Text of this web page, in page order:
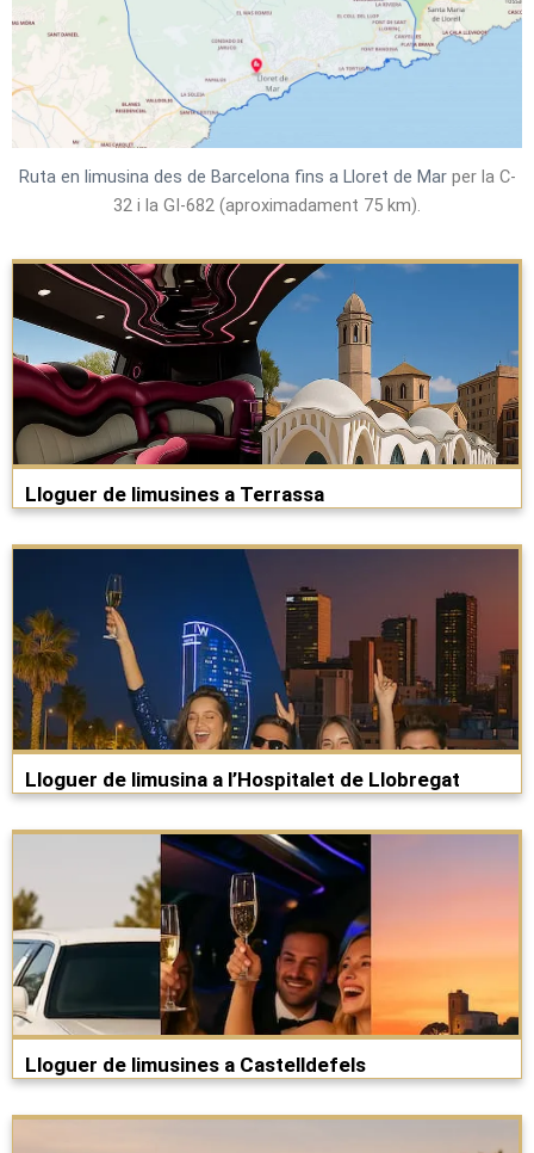
Ruta en limusina des de Barcelona fins a Lloret de Marper la C-
32 i la GI-682 (aproximadament 75 km).
Lloguer de limusines a Terrassa
Lloguer de limusina a l’Hospitalet de Llobregat
Lloguer de limusines a Castelldefels